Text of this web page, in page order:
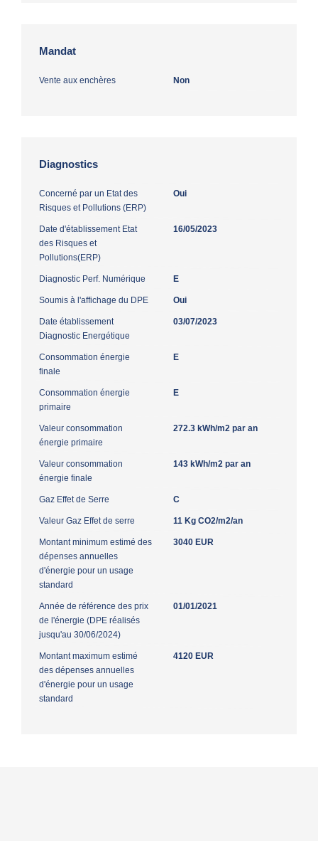
Mandat
Vente aux enchères Non
Diagnostics
Concerné par un Etat des
Risques et Pollutions (ERP)
Oui
Date d'établissement Etat
des Risques et
Pollutions(ERP)
16/05/2023
Diagnostic Perf. Numérique E
Soumis à l'affichage du DPE Oui
Date établissement
Diagnostic Energétique
03/07/2023
Consommation énergie
finale
E
Consommation énergie
primaire
E
Valeur consommation
énergie primaire
272.3 kWh/m2 par an
Valeur consommation
énergie finale
143 kWh/m2 par an
Gaz Effet de Serre C
Valeur Gaz Effet de serre 11 Kg CO2/m2/an
Montant minimum estimé des
dépenses annuelles
d'énergie pour un usage
standard
3040 EUR
Année de référence des prix
de l'énergie (DPE réalisés
jusqu'au 30/06/2024)
01/01/2021
Montant maximum estimé
des dépenses annuelles
d'énergie pour un usage
standard
4120 EUR